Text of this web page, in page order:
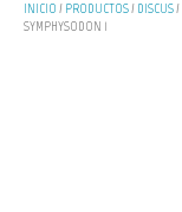
INICIO / PRODUCTOS/ DISCUS/
SYMPHYSODON 1